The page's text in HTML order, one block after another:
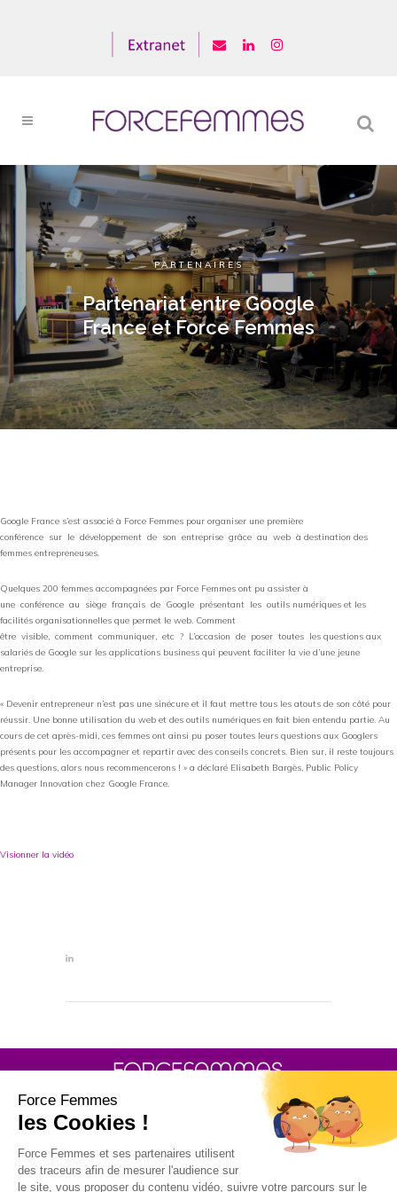
PARTENAIRES
Partenariat entre Google
France et Force Femmes
Google France s’est associé à Force Femmes pour organiser une première
conférence sur le développement de son entreprise grâce au web à destination des
femmes entrepreneuses.
Quelques 200 femmes accompagnées par Force Femmes ont pu assister à
une conférence au siège français de Google présentant les outils numériques et les
facilités organisationnelles que permet le web. Comment
être visible, comment communiquer, etc ? L’occasion de poser toutes les questions aux
salariés de Google sur les applications business qui peuvent faciliter la vie d’une jeune
entreprise.
« Devenir entrepreneur n’est pas une sinécure et il faut mettre tous les atouts de son côté pour
réussir. Une bonne utilisation du web et des outils numériques en fait bien entendu partie. Au
cours de cet après-midi, ces femmes ont ainsi pu poser toutes leurs questions aux Googlers
présents pour les accompagner et repartir avec des conseils concrets. Bien sur, il reste toujours
des questions, alors nous recommencerons ! » a déclaré Elisabeth Bargès, Public Policy
Manager Innovation chez Google France.
Visionner la vidéo
30 rue Baron - 75017 PARIS